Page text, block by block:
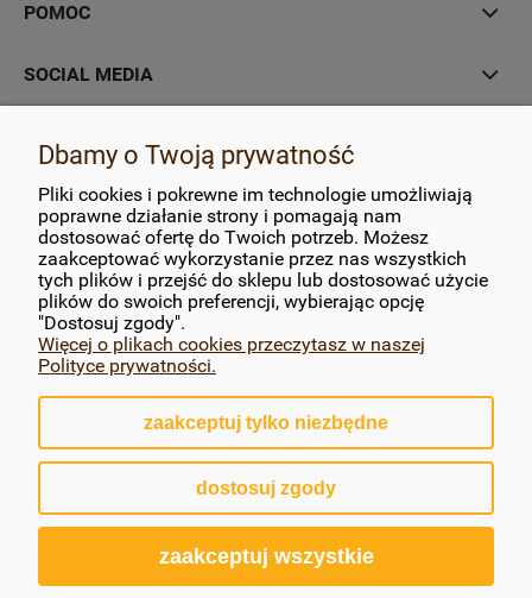
POMOC
SOCIAL MEDIA
PŁATNOŚCI I DOSTAWA
INFORMACJE
O NAS
pokaż pełną wersję strony
Sklep internetowy Shoper.pl
Dbamy o Twoją prywatność
Pliki cookies i pokrewne im technologie umożliwiają
poprawne działanie strony i pomagają nam
dostosować ofertę do Twoich potrzeb. Możesz
zaakceptować wykorzystanie przez nas wszystkich
tych plików i przejść do sklepu lub dostosować użycie
plików do swoich preferencji, wybierając opcję
"Dostosuj zgody".
Więcej o plikach cookies przeczytasz w naszej
Polityce prywatności.
zaakceptuj tylko niezbędne
dostosuj zgody
zaakceptuj wszystkie